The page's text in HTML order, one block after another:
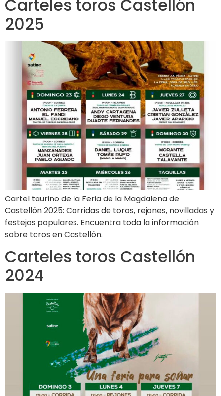
Carteles toros Castellón
2025
Cartel taurino de la Feria de la Magdalena de
Castellón 2025: Corridas de toros, rejones, novilladas y
festejos populares. Encuentra toda la información
sobre toros en Castellón.
Carteles toros Castellón
2024